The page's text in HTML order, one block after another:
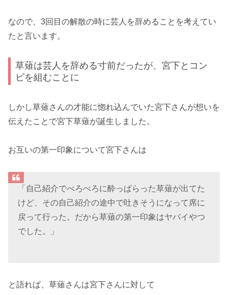
なので、3回目の解散の時に芸人を辞めることを考えてい
たと言います。
草薙は芸人を辞める寸前だったが、宮下とコン
ビを組むことに
しかし草薙さんの才能に惚れ込んでいた宮下さんが想いを
伝えたことで宮下草薙が誕生しました。
お互いの第一印象について宮下さんは
「自己紹介でべろべろに酔っぱらった草薙が出てた
けど、その自己紹介の途中で吐きそうになって席に
戻って行った。だから草薙の第一印象はヤバイやつ
でした。」
と語れば、草薙さんは宮下さんに対して